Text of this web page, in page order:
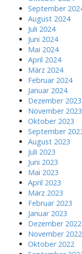
September
August 2024
Juli 2024
Juni 2024
Mai 2024
April 2024
März 2024
Februar 2024
Januar 2024
Dezember 2023
November 2023
Oktober 2023
September
August 2023
Juli 2023
Juni 2023
Mai 2023
April 2023
März 2023
Februar 2023
Januar 2023
Dezember 2022
November 2022
Oktober 2022